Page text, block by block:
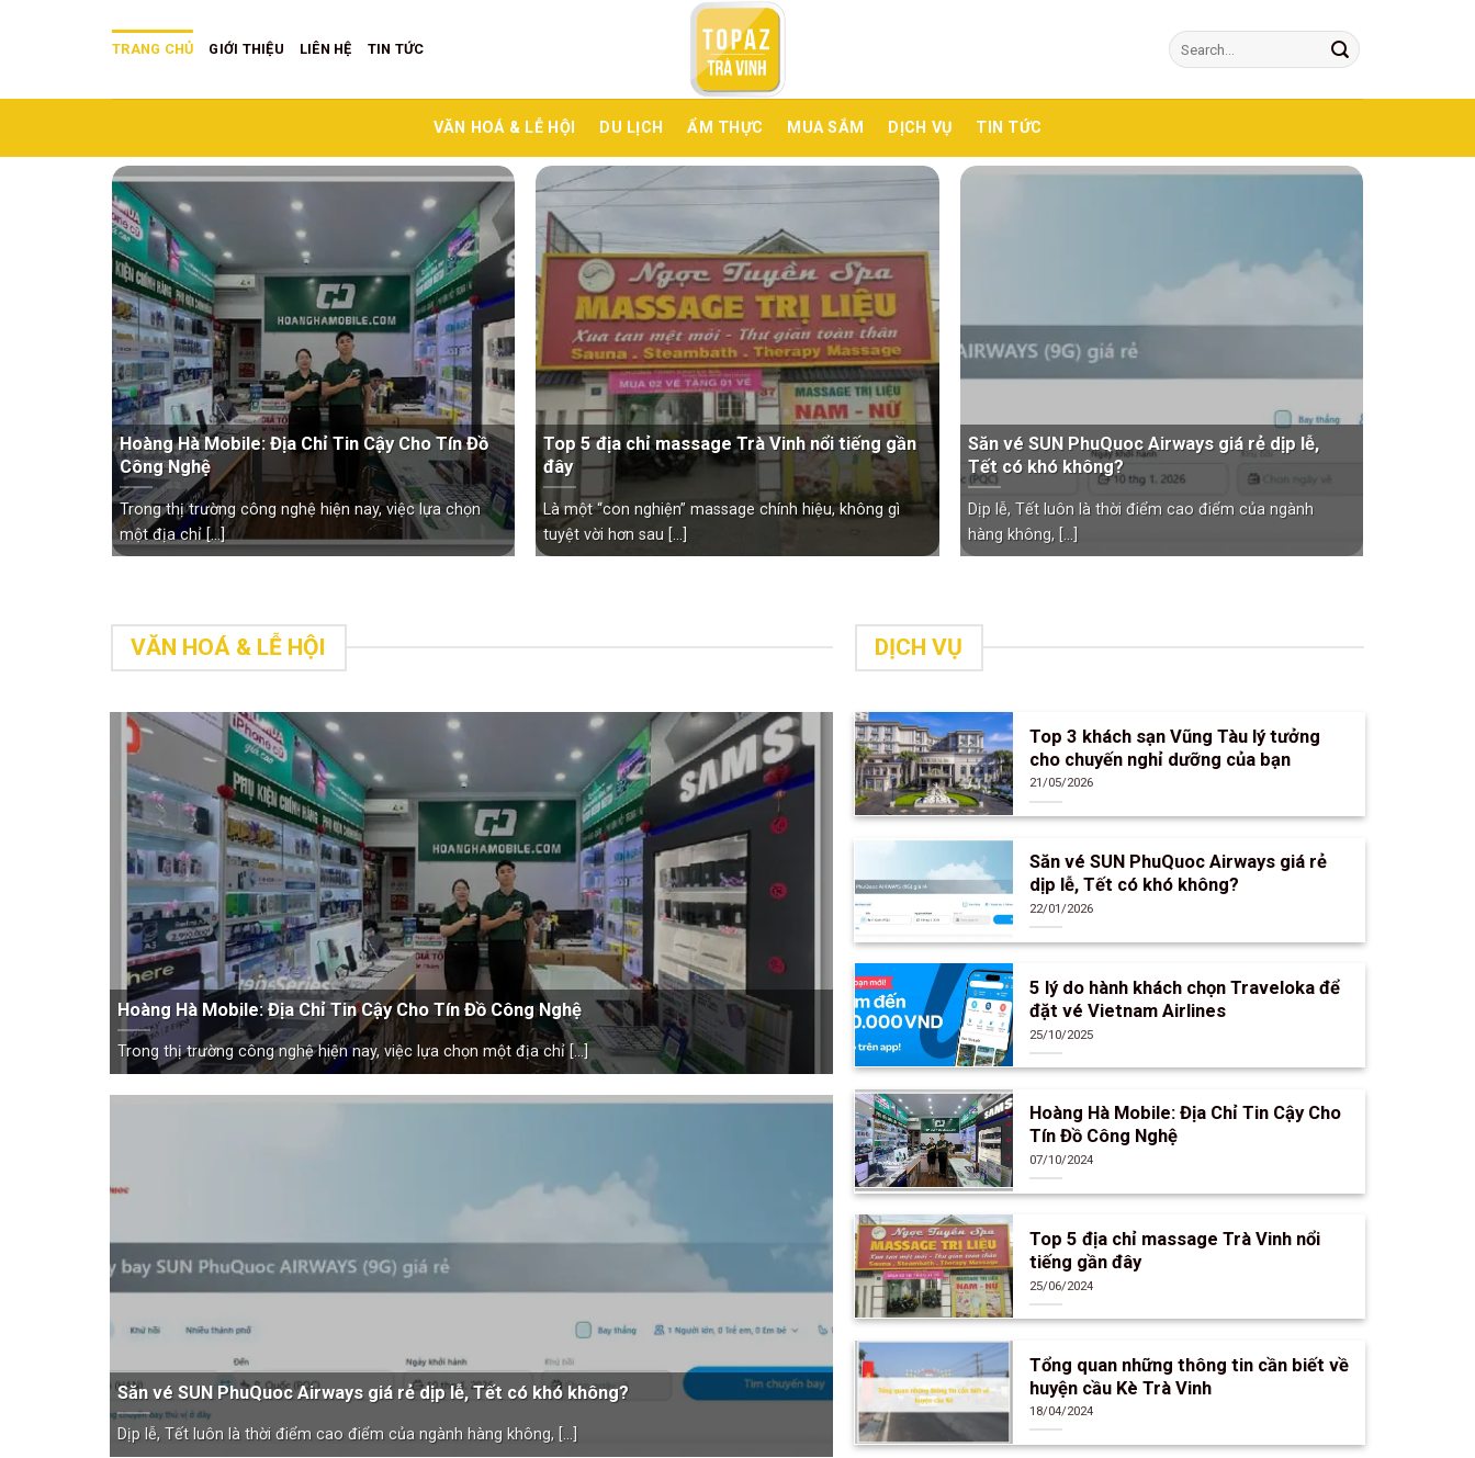
TRANG CHỦ GIỚI THIỆU LIÊN HỆ TIN TỨC
VĂN HOÁ & LỄ HỘI DU LỊCH ẨM THỰC MUA SẮM DỊCH VỤ TIN TỨC
Hoàng Hà Mobile: Địa Chỉ Tin Cậy Cho Tín Đồ
Công Nghệ
Trong thị trường công nghệ hiện nay, việc lựa chọn
một địa chỉ [...]
Top 5 địa chỉ massage Trà Vinh nổi tiếng gần
đây
Là một “con nghiện” massage chính hiệu, không gì
tuyệt vời hơn sau [...]
Săn vé SUN PhuQuoc Airways giá rẻ dịp lễ,
Tết có khó không?
Dịp lễ, Tết luôn là thời điểm cao điểm của ngành
hàng không, [...]
VĂN HOÁ & LỄ HỘI
Hoàng Hà Mobile: Địa Chỉ Tin Cậy Cho Tín Đồ Công Nghệ
Trong thị trường công nghệ hiện nay, việc lựa chọn một địa chỉ [...]
Săn vé SUN PhuQuoc Airways giá rẻ dịp lễ, Tết có khó không?
Dịp lễ, Tết luôn là thời điểm cao điểm của ngành hàng không, [...]
DỊCH VỤ
Top 3 khách sạn Vũng Tàu lý tưởng
cho chuyến nghỉ dưỡng của bạn
21/05/2026
Săn vé SUN PhuQuoc Airways giá rẻ
dịp lễ, Tết có khó không?
22/01/2026
5 lý do hành khách chọn Traveloka để
đặt vé Vietnam Airlines
25/10/2025
Hoàng Hà Mobile: Địa Chỉ Tin Cậy Cho
Tín Đồ Công Nghệ
07/10/2024
Top 5 địa chỉ massage Trà Vinh nổi
tiếng gần đây
25/06/2024
Tổng quan những thông tin cần biết về
huyện cầu Kè Trà Vinh
18/04/2024